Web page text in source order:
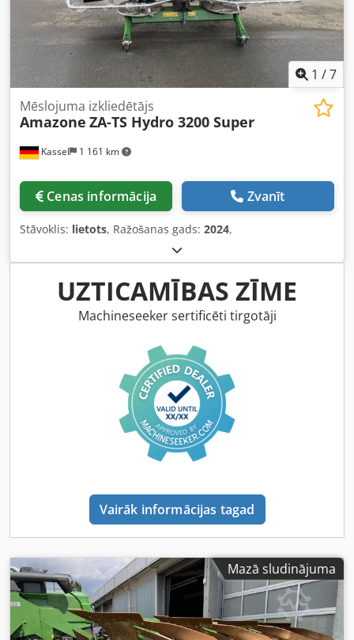
1 /7
Kassel 1 161 km
Mēslojuma izkliedētājs
Amazone ZA-TS Hydro 3200 Super
Cenas informācija Zvanīt
Stāvoklis: lietots, Ražošanas gads: 2024,
UZTICAMĪBAS ZĪME
Machineseeker sertificēti tirgotāji
Vairāk informācijas tagad
Mazā sludinājuma